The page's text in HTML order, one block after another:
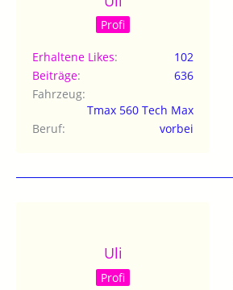
Profi
Erhaltene Likes
102
Beiträge
636
Fahrzeug
Tmax 560 Tech Max
Beruf
vorbei
Uli
Profi